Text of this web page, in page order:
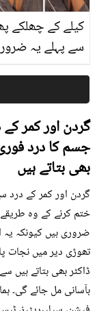
کیلے کے چھلکے
سے پہلے یہ
سستا اور
گردن اور کمر
جسم کا درد
بھی بتاتے ہیں
گردن اور کمر کے درد
ختم کرنے کے وہ طریقے
ضروری ہیں کیونکہ یہ
تھوڑی دیر میں نجات
ڈاکٹر بھی بتاتے ہیں
بآسانی مل جائے گی۔